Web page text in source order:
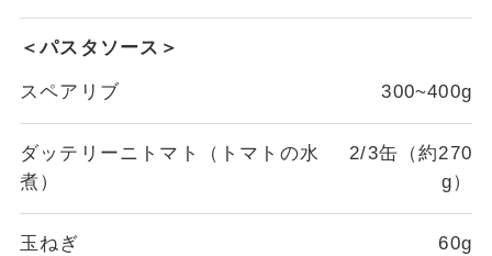
＜パスタソース＞
スペアリブ 300~400g
ダッテリーニトマト（トマトの水
煮）
2/3缶（約270
g）
玉ねぎ 60g